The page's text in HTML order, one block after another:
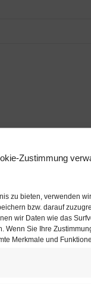
Zustimmung
zu bieten, verwenden
bzw. darauf
wir Daten wie das
Wenn Sie Ihre
Merkmale und